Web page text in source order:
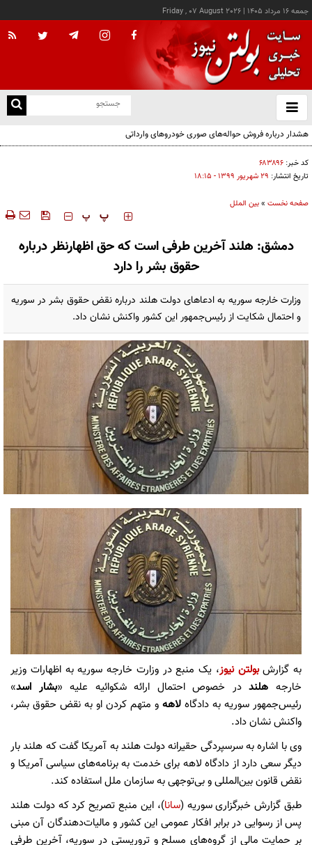
جمعه ۱۶ مرداد ۱۴۰۵ |
Friday , 07 August 2026
باز
و
هشدار درباره فروش حواله‌های صوری خودروهای وارداتی
کد خبر: ۶۸۳۸۹۶
تاریخ انتشار: ۲۹ شهريور ۱۳۹۹ - ۱۸:۱۵
صفحه نخست »بین الملل
‍‍‍ پ پ
دمشق: هلند آخرین طرفی است که حق اظهارنظر درباره
حقوق بشر را دارد
وزارت خارجه سوریه به ادعاهای دولت هلند درباره نقض حقوق بشر در سوریه
و احتمال شکایت از رئیس‌جمهور این کشور واکنش نشان داد.
به گزارشبولتن نیوز، یک منبع در وزارت خارجه سوریه به اظهارات وزیر
خارجه هلنددر خصوص احتمال ارائه شکوائیه علیه «بشار اسد»
رئیس‌جمهور سوریه به دادگاه لاهه و متهم کردن او به نقض حقوق بشر،
واکنش نشان داد.
وی با اشاره به سرسپردگی حقیرانه دولت هلند به آمریکا گفت که هلند بار
دیگر سعی دارد از دادگاه لاهه برای خدمت به برنامه‌های سیاسی آمریکا و
نقض قانون بین‌المللی و بی‌توجهی به سازمان ملل استفاده کند.
طبق گزارش خبرگزاری سوریه (سانا)، این منبع تصریح کرد که دولت هلند
پس از رسوایی در برابر افکار عمومی این کشور و مالیات‌دهندگان آن مبنی
بر حمایت مالی از گروه‌های مسلح و تروریستی در سوریه، آخرین طرفی